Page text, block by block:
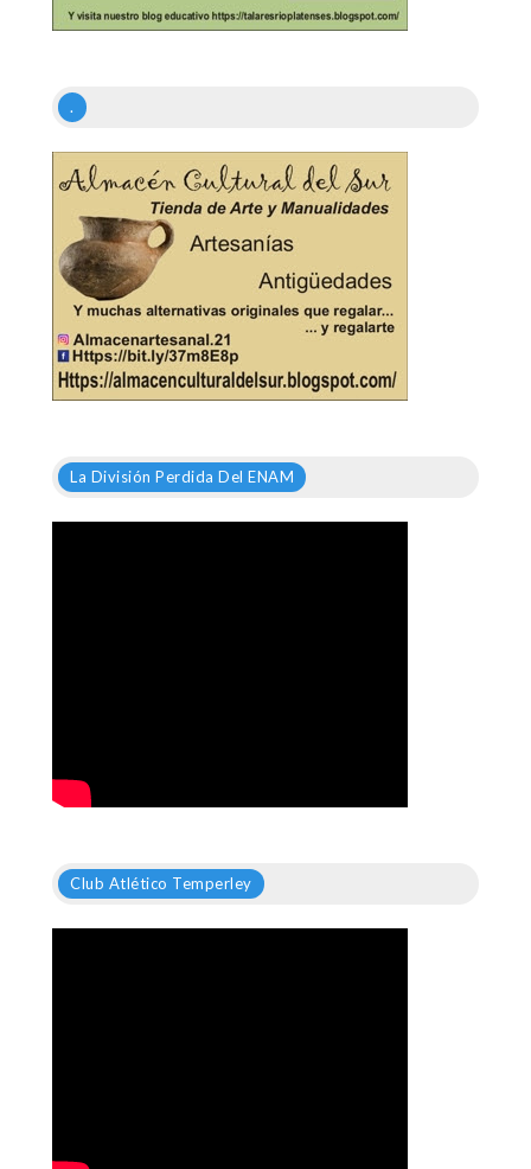
.
La División Perdida Del ENAM
Club Atlético Temperley